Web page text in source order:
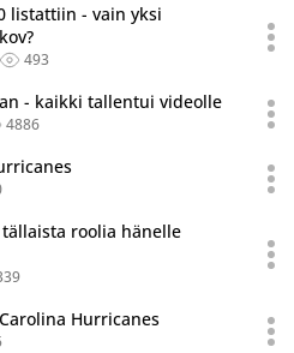
useassa eri lähteessä.
listattiin - vain yksi
493
- kaikki tallentui videolle
4886
roolia hänelle
Hurricanes